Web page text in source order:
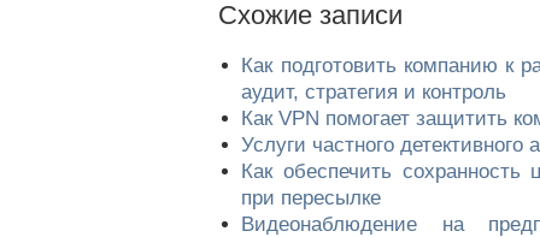
Cхожие записи
Как подготовить компанию к
аудит, стратегия и контроль
Как VPN помогает защитить
Услуги частного детективного
Как обеспечить
при пересылке
Видеонаблюдение на